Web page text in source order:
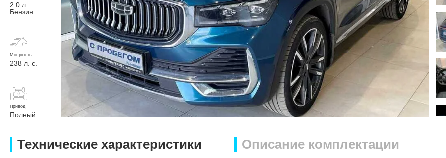
2.0 л
Бензин
Мощность
238 л. с.
Привод
Полный
Технические характеристики Описание комплектации